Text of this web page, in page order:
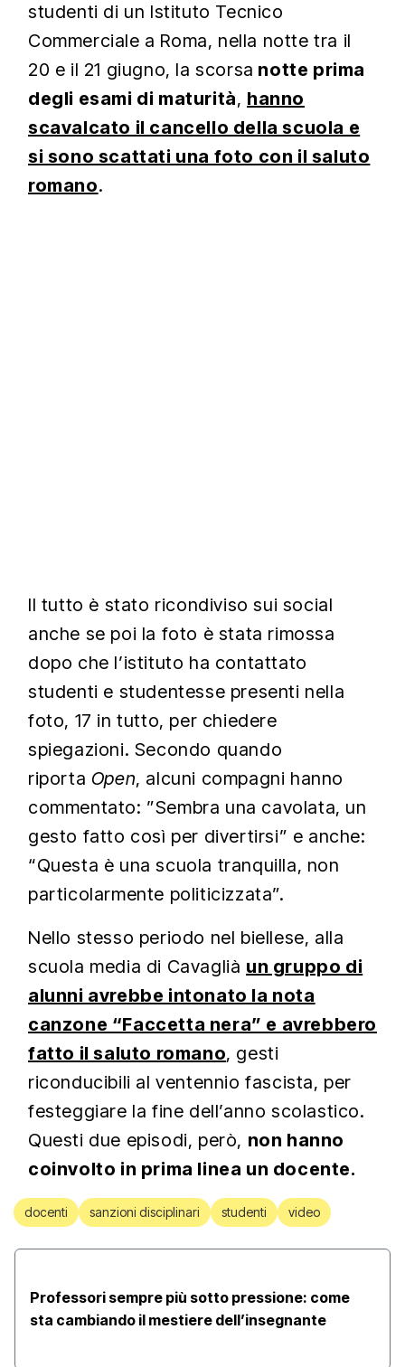
studenti di un Istituto Tecnico
Commerciale a Roma, nella notte tra il
20 e il 21 giugno, la scorsa notte prima
degli esami di maturità, hanno
scavalcato il cancello della scuola e
si sono scattati una foto con il saluto
romano.
Il tutto è stato ricondiviso sui social
anche se poi la foto è stata rimossa
dopo che l’istituto ha contattato
studenti e studentesse presenti nella
foto, 17 in tutto, per chiedere
spiegazioni. Secondo quando
riporta Open, alcuni compagni hanno
commentato: ”Sembra una cavolata, un
gesto fatto così per divertirsi” e anche:
“Questa è una scuola tranquilla, non
particolarmente politicizzata”.
Nello stesso periodo nel biellese, alla
scuola media di Cavaglià un gruppo di
alunni avrebbe intonato la nota
canzone “Faccetta nera” e avrebbero
fatto il saluto romano, gesti
riconducibili al ventennio fascista, per
festeggiare la fine dell’anno scolastico.
Questi due episodi, però, non hanno
coinvolto in prima linea un docente.
docenti sanzioni disciplinari studenti video
Professori sempre più sotto pressione: come
sta cambiando il mestiere dell’insegnante